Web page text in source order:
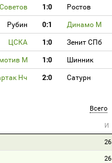
1:0 Ростов
Рубин 0:1 Динамо М
ЦСКА 1:0 Зенит СПб
М 1:0 Шинник
Нч 2:0 Сатурн
Всего
И
26
26